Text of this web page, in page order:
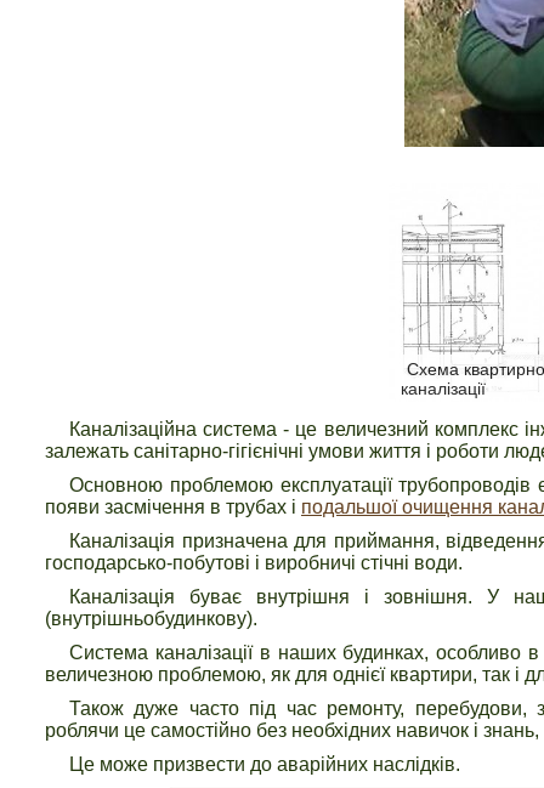
Схема
каналізації
Каналізаційна система - це величезний
залежать санітарно-гігієнічні умови життя і роботи
Основною проблемою експлуатації
появи засмічення в трубах і подальшої очищення
Каналізація призначена для приймання,
господарсько-побутові і виробничі стічні води.
Каналізація буває внутрішня і зовнішня. У
(внутрішньобудинкову).
Система каналізації в наших будинках, особливо
величезною проблемою, як для однієї квартири, так і
Також дуже часто під час ремонту, перебудови,
роблячи це самостійно без необхідних навичок і
Це може призвести до аварійних наслідків.